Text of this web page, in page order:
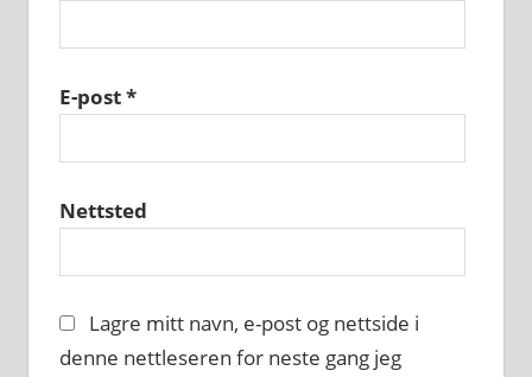
E-post*
Nettsted
Lagre mitt navn, e-post og nettside i
denne nettleseren for neste gang jeg